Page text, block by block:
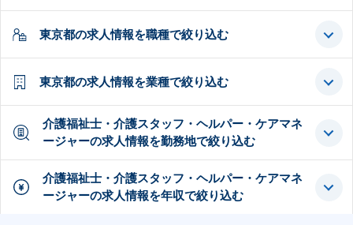
東京都の求人情報を職種で絞り込む
東京都の求人情報を業種で絞り込む
介護福祉士・介護スタッフ・ヘルパー・ケアマネ
ージャーの求人情報を勤務地で絞り込む
介護福祉士・介護スタッフ・ヘルパー・ケアマネ
ージャーの求人情報を年収で絞り込む